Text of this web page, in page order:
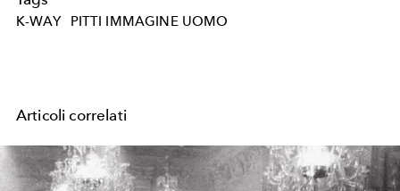
K-WAY PITTI IMMAGINE UOMO
Articoli correlati